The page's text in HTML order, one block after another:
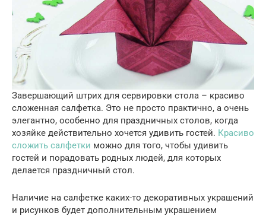
Завершающий штрих для сервировки стола – красиво
сложенная салфетка. Это не просто практично, а очень
элегантно, особенно для праздничных столов, когда
хозяйке действительно хочется удивить гостей. Красиво
сложить салфетки можно для того, чтобы удивить
гостей и порадовать родных людей, для которых
делается праздничный стол.
Наличие на салфетке каких-то декоративных украшений
и рисунков будет дополнительным украшением